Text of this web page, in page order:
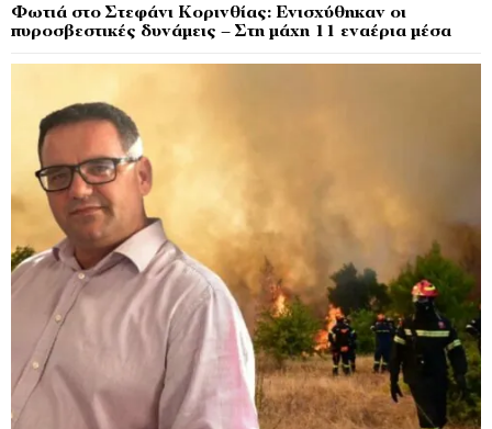
Φωτιά στο Στεφάνι Κορινθίας: Ενισχύθηκαν οι
πυροσβεστικές δυνάμεις – Στη μάχη 11 εναέρια μέσα